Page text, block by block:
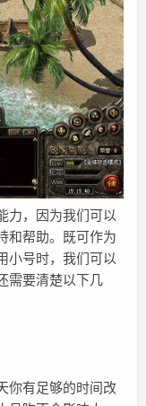
，因为我们可以
和帮助。既可作为
小号时，我们可以
需要清楚以下几
有足够的时间改